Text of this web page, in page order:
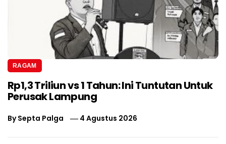
RAGAM
Rp1,3 Triliun vs 1 Tahun: Ini Tuntutan Untuk
Perusak Lampung
BySepta Palga 4 Agustus 2026